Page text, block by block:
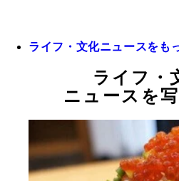
ライフ・文化ニュースをも
ライフ・
ニュースを